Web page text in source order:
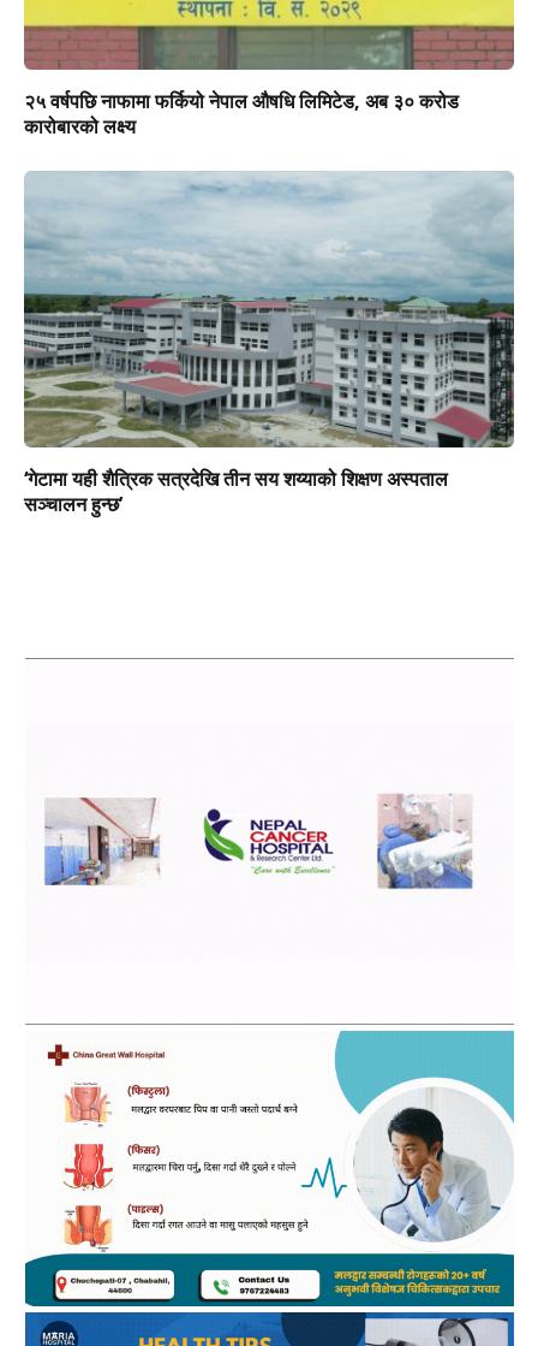
२५ वर्षपछि नाफामा फर्कियो नेपाल औषधि लिमिटेड, अब ३० करोड
कारोबारको लक्ष्य
‘गेटामा यही शैत्रिक सत्रदेखि तीन सय शय्याको शिक्षण अस्पताल
सञ्चालन हुन्छ’